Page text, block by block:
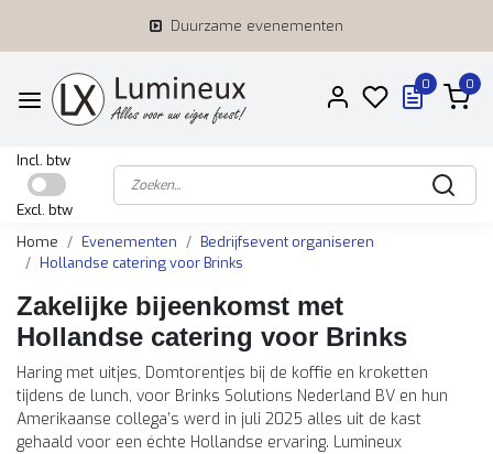
Duurzame evenementen
0 0
Incl. btw
Excl. btw
Home
Evenementen
Bedrijfsevent organiseren
Hollandse catering voor Brinks
Zakelijke bijeenkomst met
Hollandse catering voor Brinks
Haring met uitjes, Domtorentjes bij de koffie en kroketten
tijdens de lunch, voor Brinks Solutions Nederland BV en hun
Amerikaanse collega’s werd in juli 2025 alles uit de kast
gehaald voor een échte Hollandse ervaring. Lumineux